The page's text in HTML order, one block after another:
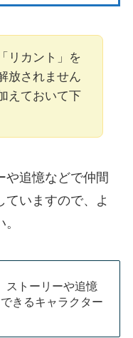
リカント」を
放されません
えておいて下
や追憶などで仲間
ていますので、よ
ストーリーや追憶
きるキャラクター